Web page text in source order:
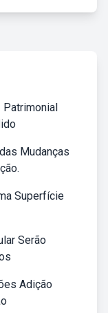
Patrimonial
Mudanças
Superfície
Serão
Adição